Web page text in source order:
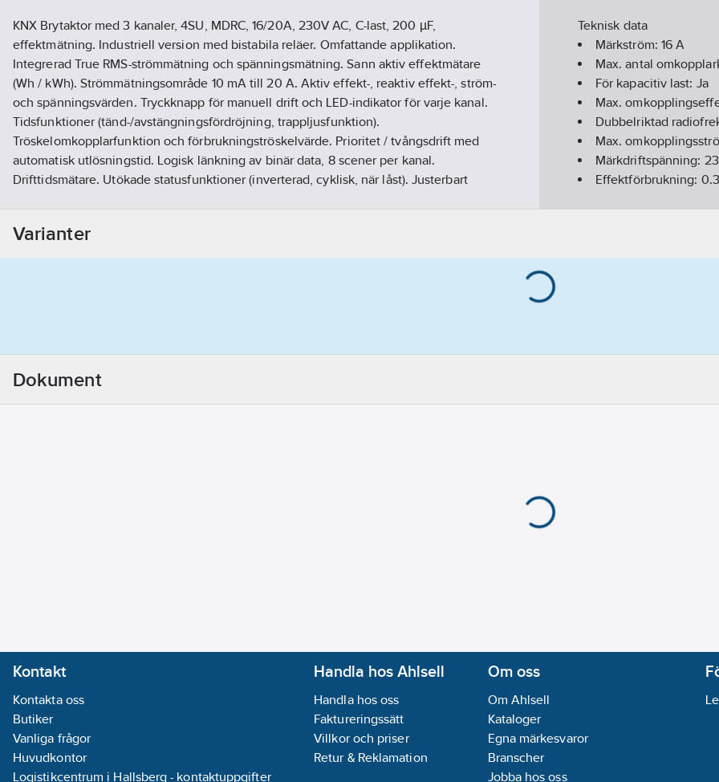
KNX Brytaktor med 3 kanaler, 4SU, MDRC, 16/20A, 230V AC, C-last, 200 µF,
effektmätning. Industriell version med bistabila reläer. Omfattande applikation.
Integrerad True RMS-strömmätning och spänningsmätning. Sann aktiv effektmätare
(Wh / kWh). Strömmätningsområde 10 mA till 20 A. Aktiv effekt-, reaktiv effekt-, ström-
och spänningsvärden. Tryckknapp för manuell drift och LED-indikator för varje kanal.
Tidsfunktioner (tänd-/avstängningsfördröjning, trappljusfunktion).
Tröskelomkopplarfunktion och förbrukningströskelvärde. Prioritet / tvångsdrift med
automatisk utlösningstid. Logisk länkning av binär data, 8 scener per kanal.
Drifttidsmätare. Utökade statusfunktioner (inverterad, cyklisk, när låst). Justerbart
Artikelnummer:
Lev. artikelnr: AZI-0316.03
Teknisk data
Märkström: 16 A
Max. antal
För kapacitiv last: Ja
Max.
Dubbelriktad
Max.
Märkdriftspänning:
Effektförbrukning: 0.3
Bussystem KNX-RF
Kan byggas ut med
Varianter
Dokument
Kontakt
Kontakta oss
Butiker
Vanliga frågor
Huvudkontor
Logistikcentrum i Hallsberg - kontaktuppgifter
Handla hos Ahlsell
Handla hos oss
Faktureringssätt
Villkor och priser
Retur & Reklamation
Om oss
Om Ahlsell
Kataloger
Egna märkesvaror
Branscher
Jobba hos oss